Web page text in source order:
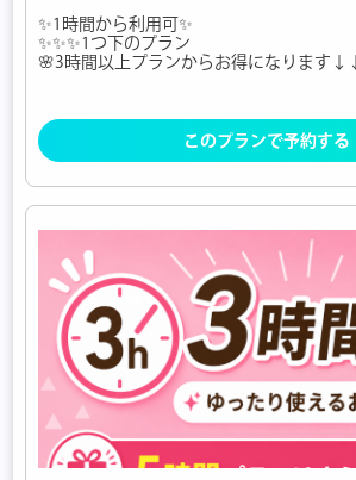
✨1時間から利用可✨
✨✨✨1つ下のプラン
🌸3時間以上プランからお得になります
このプランで予約する